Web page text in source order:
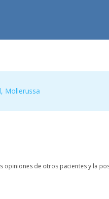
, Mollerussa
opiniones de otros pacientes y la